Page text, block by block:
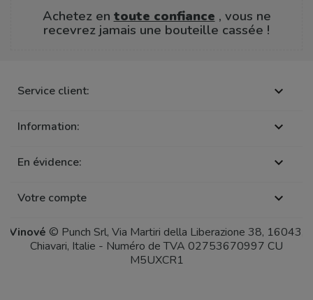
Achetez en toute confiance , vous ne
recevrez jamais une bouteille cassée !
Service client: 
Information: 
En évidence: 
Votre compte 
Vinové © Punch Srl, Via Martiri della Liberazione 38, 16043,
Chiavari, Italie - Numéro de TVA 02753670997 CU
M5UXCR1